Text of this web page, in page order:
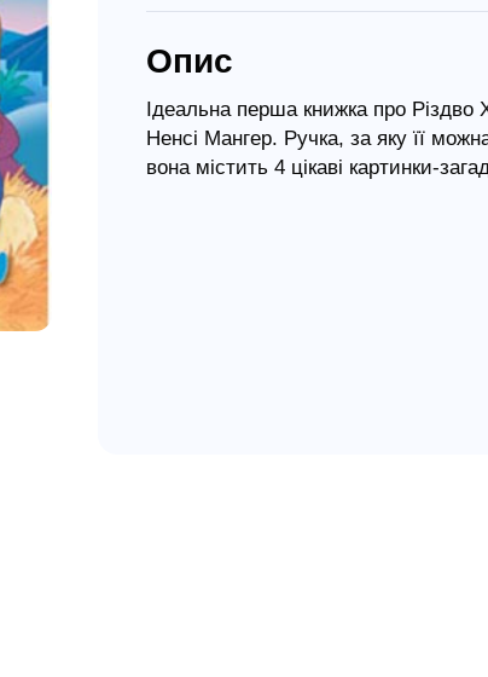
Богослів`я
Шлюб і сім`я
Здоров`я / Харчування
Юдаїзм
Огляд релігій
Художня література
Опис
Ідеальна перша книжка про Різдво
Ненсі Мангер. Ручка, за яку її
вона містить 4 цікаві картинки-